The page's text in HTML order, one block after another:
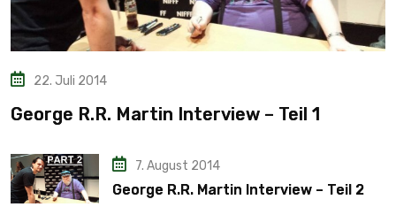
22. Juli 2014
George R.R. Martin Interview – Teil 1
7. August 2014
George R.R. Martin Interview – Teil 2